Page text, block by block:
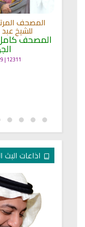
المصحف
للشيخ
المصحف كامل
12311 | 2024-05-29
اذاعات البث